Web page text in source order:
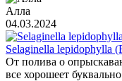
Алла
04.03.2024
Selaginella lepidophylla
От полива о
все хорошеет